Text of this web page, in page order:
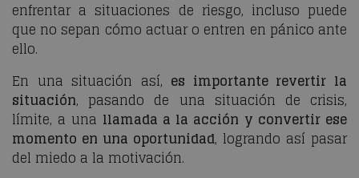
enfrentar a situaciones de riesgo, incluso puede
que no sepan cómo actuar o entren en pánico ante
ello.
En una situación así, es importante revertir la
situación, pasando de una situación de crisis,
límite, a una llamada a la acción y convertir ese
momento en una oportunidad, logrando así pasar
del miedo a la motivación.